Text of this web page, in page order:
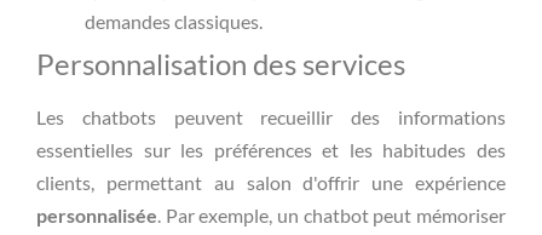
demandes classiques.
Personnalisation des services
Les chatbots peuvent recueillir des informations
essentielles sur les préférences et les habitudes des
clients, permettant au salon d'offrir une expérience
personnalisée. Par exemple, un chatbot peut mémoriser